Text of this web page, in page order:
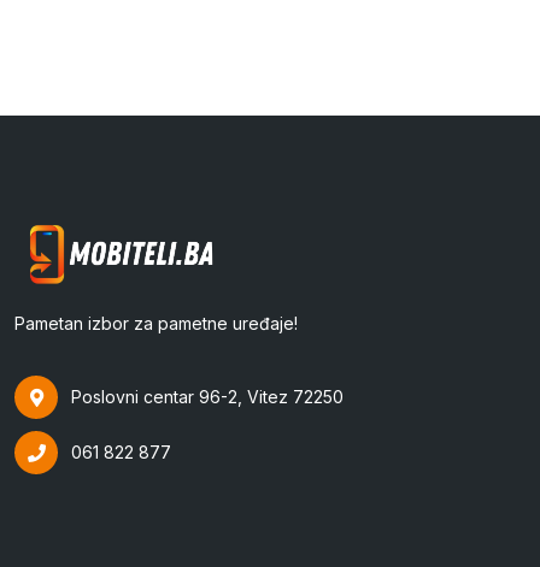
Pametan izbor za pametne uređaje!
Poslovni centar 96-2, Vitez 72250
061 822 877